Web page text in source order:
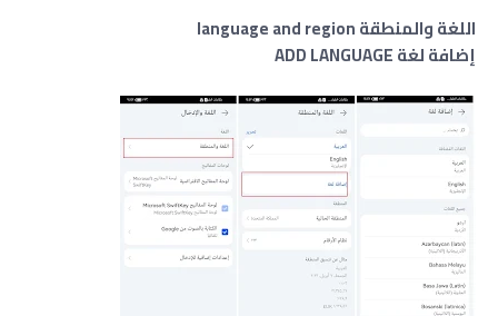
اللغة والمنطقة language and region
إضافة لغة ADD LANGUAGE